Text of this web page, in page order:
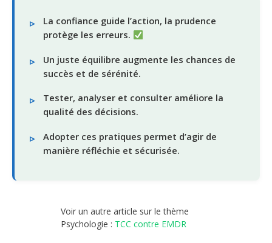
La confiance guide l’action, la prudence
protège les erreurs.
Un juste équilibre augmente les chances de
succès et de sérénité.
Tester, analyser et consulter améliore la
qualité des décisions.
Adopter ces pratiques permet d’agir de
manière réfléchie et sécurisée.
Voir un autre article sur le thème
Psychologie : TCC contre EMDR